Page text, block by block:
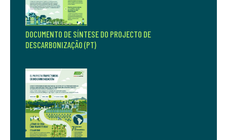
DOCUMENTO DE SÍNTESE DO PROJECTO DE
DESCARBONIZAÇÃO (PT)